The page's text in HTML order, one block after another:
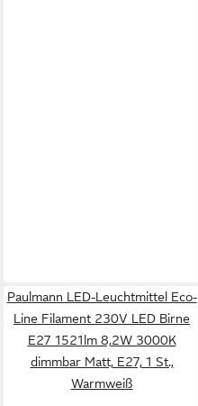
Paulmann LED-Leuchtmittel Eco-
Line Filament 230V LED Birne
E27 1521lm 8,2W 3000K
dimmbar Matt, E27, 1 St.,
Warmweiß